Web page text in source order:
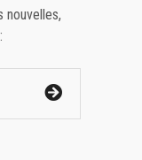
nouvelles,